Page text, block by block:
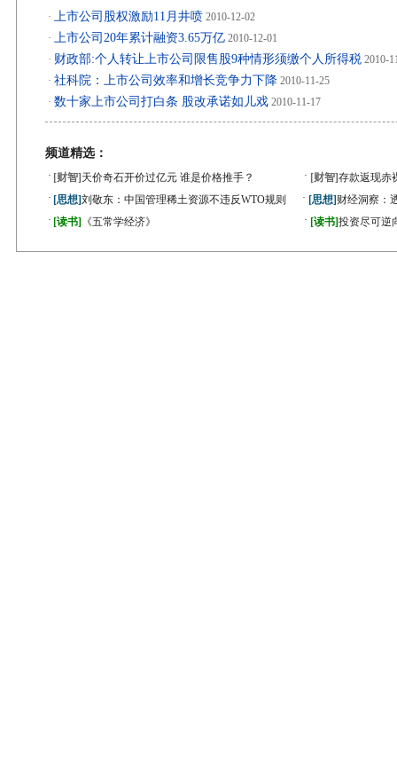
· 上市公司股权激励11月井喷 2010-12-02
· 上市公司20年累计融资3.65万亿 2010-12-01
· 财政部:个人转让上市公司限售股9种情形须缴个人所得税 2010-
· 社科院：上市公司效率和增长竞争力下降 2010-11-25
· 数十家上市公司打白条 股改承诺如儿戏 2010-11-17
频道精选：
· [财智] 天价奇石开价过亿元 谁是价格推手？ · [财智]存款返现赤
· [思想]刘敬东：中国管理稀土资源不违反WTO规则 · [思想] 财经洞察：
· [读书] 《五常学经济》 · [读书]投资尽可逆